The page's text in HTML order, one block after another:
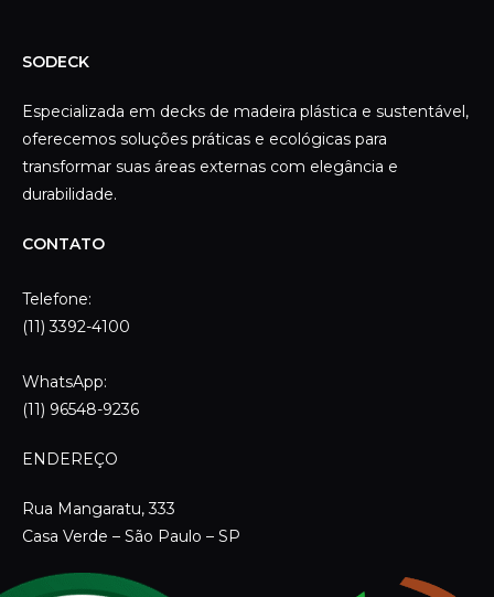
SODECK
Especializada em decks de madeira plástica e sustentável,
oferecemos soluções práticas e ecológicas para
transformar suas áreas externas com elegância e
durabilidade.
CONTATO
Telefone:
(11) 3392-4100
WhatsApp:
(11) 96548-9236
ENDEREÇO
Rua Mangaratu, 333
Casa Verde – São Paulo – SP